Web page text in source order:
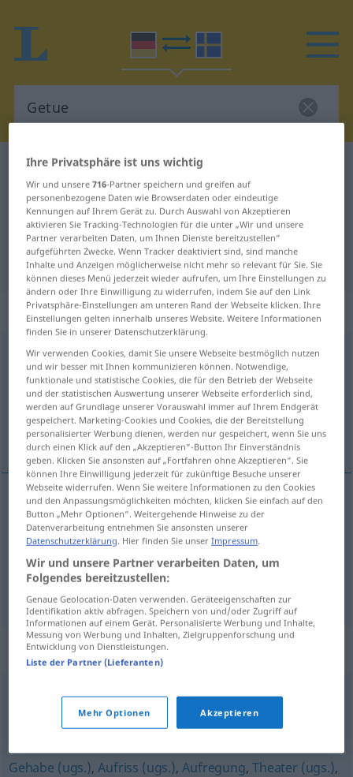
Deutsch-Schwedisch Wörterbuch
Deutsch-Schwedisch Übersetzung
für "Getue"
"Getue" Schwedisch Übersetzung
„Getue“: Neutrum, sächlich
Getuen
Übersicht aller Übersetzungen
(Für mehr Details die Übersetzung anklicken/antippen)
tillgjordhet, ståhej, väsen
tillgjordhet Getue
ståhej
väsen Getue
Synonyme für "Getue"
(übertrieben viel) Tamtam (um etwas) (ugs.)
Faxen (ugs.),Angabe
Gehabe (ugs.),Aufriss (ugs.),Aufregung,Theater (ugs.),
Ihre Privatsphäre ist uns wichtig
Wir und unsere716-Partner speichern und greifen auf
personenbezogene Daten wie Browserdaten oder eindeutige
Kennungen auf Ihrem Gerät zu. Durch Auswahl von Akzeptieren
aktivieren Sie Tracking-Technologien für die unter „Wir und unsere
Partner verarbeiten Daten, um Ihnen Dienste bereitzustellen“
aufgeführten Zwecke. Wenn Tracker deaktiviert sind, sind manche
Inhalte und Anzeigen möglicherweise nicht mehr so relevant für Sie. Sie
können dieses Menü jederzeit wieder aufrufen, um Ihre Einstellungen zu
ändern oder Ihre Einwilligung zu widerrufen, indem Sie auf den Link
Privatsphäre-Einstellungen am unteren Rand der Webseite klicken. Ihre
Einstellungen gelten innerhalb unseres Website. Weitere Informationen
finden Sie in unserer Datenschutzerklärung.
Wir verwenden Cookies, damit Sie unsere Webseite bestmöglich nutzen
und wir besser mit Ihnen kommunizieren können. Notwendige,
funktionale und statistische Cookies, die für den Betrieb der Webseite
und der statistischen Auswertung unserer Webseite erforderlich sind,
werden auf Grundlage unserer Vorauswahl immer auf Ihrem Endgerät
gespeichert. Marketing-Cookies und Cookies, die der Bereitstellung
personalisierter Werbung dienen, werden nur gespeichert, wenn Sie uns
durch einen Klick auf den „Akzeptieren“-Button Ihr Einverständnis
geben. Klicken Sie ansonsten auf „Fortfahren ohne Akzeptieren“. Sie
können Ihre Einwilligung jederzeit für zukünftige Besuche unserer
Webseite widerrufen. Wenn Sie weitere Informationen zu den Cookies
und den Anpassungsmöglichkeiten möchten, klicken Sie einfach auf den
Button „Mehr Optionen“. Weitergehende Hinweise zu der
Datenverarbeitung entnehmen Sie ansonsten unserer
Datenschutzerklärung. Hier finden Sie unserImpressum.
Wir und unsere Partner verarbeiten Daten, um
Folgendes bereitzustellen:
Genaue Geolocation-Daten verwenden. Geräteeigenschaften zur
Identifikation aktiv abfragen. Speichern von und/oder Zugriff auf
Informationen auf einem Gerät. Personalisierte Werbung und Inhalte,
Messung von Werbung und Inhalten, Zielgruppenforschung und
Entwicklung von Dienstleistungen.
Liste der Partner (Lieferanten)
Mehr Optionen Akzeptieren